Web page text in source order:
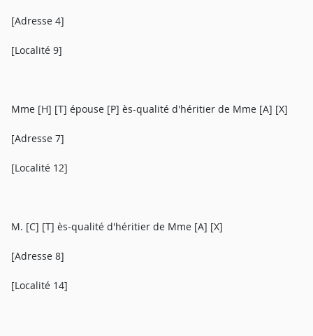
[Adresse 4]
[Localité 9]
Mme [H] [T] épouse [P] ès-qualité d'héritier de Mme [A] [X]
[Adresse 7]
[Localité 12]
M. [C] [T] ès-qualité d'héritier de Mme [A] [X]
[Adresse 8]
[Localité 14]